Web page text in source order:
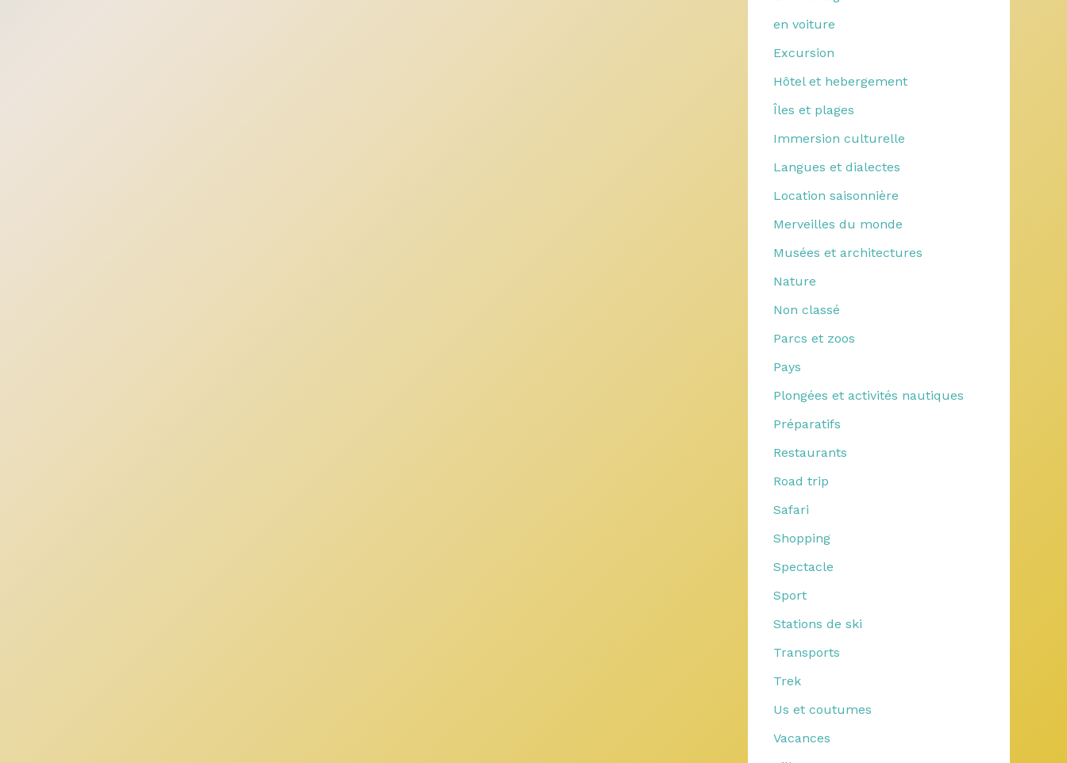
en voiture
Excursion
Hôtel et hebergement
Îles et plages
Immersion culturelle
Langues et dialectes
Location saisonnière
Merveilles du monde
Musées et architectures
Nature
Non classé
Parcs et zoos
Pays
Plongées et activités nautiques
Préparatifs
Restaurants
Road trip
Safari
Shopping
Spectacle
Sport
Stations de ski
Transports
Trek
Us et coutumes
Vacances